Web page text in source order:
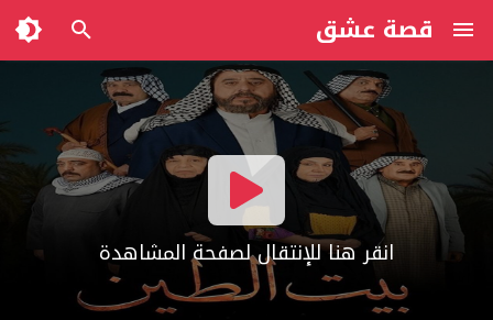
قصة عشق
انقر هنا للإنتقال لصفحة المشاهدة